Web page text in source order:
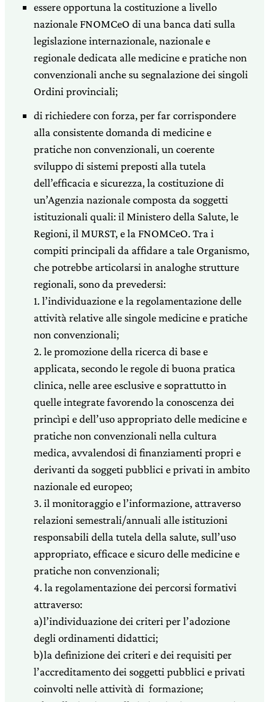
essere opportuna la costituzione a livello
nazionale FNOMCeO di una banca dati sulla
legislazione internazionale, nazionale e
regionale dedicata alle medicine e pratiche non
convenzionali anche su segnalazione dei singoli
Ordini provinciali;
di richiedere con forza, per far corrispondere
alla consistente domanda di medicine e
pratiche non convenzionali, un coerente
sviluppo di sistemi preposti alla tutela
dell’efficacia e sicurezza, la costituzione di
un’Agenzia nazionale composta da soggetti
istituzionali quali: il Ministero della Salute, le
Regioni, il MURST, e la FNOMCeO. Tra i
compiti principali da affidare a tale Organismo,
che potrebbe articolarsi in analoghe strutture
regionali, sono da prevedersi:
1. l’individuazione e la regolamentazione delle
attività relative alle singole medicine e pratiche
non convenzionali;
2. le promozione della ricerca di base e
applicata, secondo le regole di buona pratica
clinica, nelle aree esclusive e soprattutto in
quelle integrate favorendo la conoscenza dei
princìpi e dell’uso appropriato delle medicine e
pratiche non convenzionali nella cultura
medica, avvalendosi di finanziamenti propri e
derivanti da soggeti pubblici e privati in ambito
nazionale ed europeo;
3. il monitoraggio e l’informazione, attraverso
relazioni semestrali/annuali alle istituzioni
responsabili della tutela della salute, sull’uso
appropriato, efficace e sicuro delle medicine e
pratiche non convenzionali;
4. la regolamentazione dei percorsi formativi
attraverso:
a)l’individuazione dei criteri per l’adozione
degli ordinamenti didattici;
b)la definizione dei criteri e dei requisiti per
l’accreditamento dei soggetti pubblici e privati
coinvolti nelle attività di formazione;